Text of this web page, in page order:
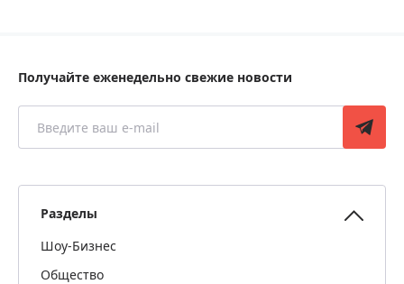
Получайте еженедельно свежие новости
Разделы
Шоу-Бизнес
Общество